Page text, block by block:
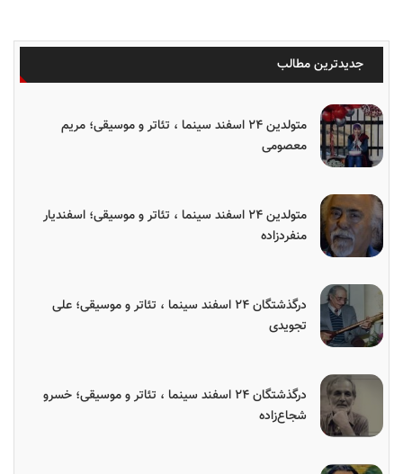
جدیدترین مطالب
متولدین ۲۴ اسفند سینما ، تئاتر و موسیقی؛ مریم
معصومی
متولدین ۲۴ اسفند سینما ، تئاتر و موسیقی؛ اسفندیار
منفردزاده
درگذشتگان ۲۴ اسفند سینما ، تئاتر و موسیقی؛ علی
تجویدی
درگذشتگان ۲۴ اسفند سینما ، تئاتر و موسیقی؛ خسرو
شجاع‌زاده